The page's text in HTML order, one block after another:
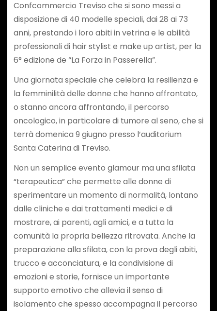
Confcommercio Treviso che si sono messi a
disposizione di 40 modelle speciali, dai 28 ai 73
anni, prestando i loro abiti in vetrina e le abilità
professionali di hair stylist e make up artist, per la
6° edizione de “La Forza in Passerella”.
Una giornata speciale che celebra la resilienza e
la femminilità delle donne che hanno affrontato,
o stanno ancora affrontando, il percorso
oncologico, in particolare di tumore al seno, che si
terrà domenica 9 giugno presso l’auditorium
Santa Caterina di Treviso.
Non un semplice evento glamour ma una sfilata
“terapeutica” che permette alle donne di
sperimentare un momento di normalità, lontano
dalle cliniche e dai trattamenti medici e di
mostrare, ai parenti, agli amici, e a tutta la
comunità la propria bellezza ritrovata. Anche la
preparazione alla sfilata, con la prova degli abiti,
trucco e acconciatura, e la condivisione di
emozioni e storie, fornisce un importante
supporto emotivo che allevia il senso di
isolamento che spesso accompagna il percorso